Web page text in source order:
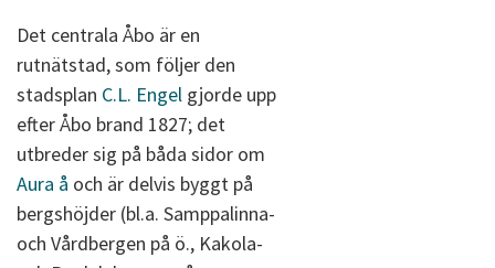
Det centrala Åbo är en
rutnätstad, som följer den
stadsplan C.L. Engel gjorde upp
efter Åbo brand 1827; det
utbreder sig på båda sidor om
Aura å och är delvis byggt på
bergshöjder (bl.a. Samppalinna-
och Vårdbergen på ö., Kakola-